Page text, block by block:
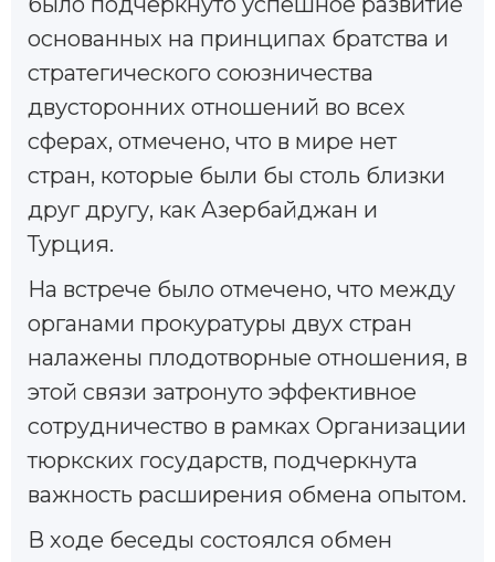
основанных на принципах братства и
стратегического союзничества
двусторонних отношений во всех
сферах, отмечено, что в мире нет
стран, которые были бы столь близки
друг другу, как Азербайджан и
Турция.
На встрече было отмечено, что между
органами прокуратуры двух стран
налажены плодотворные отношения, в
этой связи затронуто эффективное
сотрудничество в рамках Организации
тюркских государств, подчеркнута
важность расширения обмена опытом.
В ходе беседы состоялся обмен